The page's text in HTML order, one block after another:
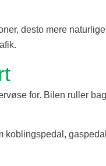
desto mere
for. Bilen ruller